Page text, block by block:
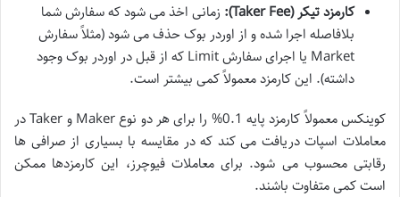
کارمزد تیکر (Taker Fee):
زمانی اخذ می شود که سفارش شما
بلافاصله اجرا شده و از اوردر بوک حذف می شود (مثلاً سفارش
Market یا اجرای سفارش Limit که از قبل در اوردر بوک وجود
داشته). این کارمزد معمولاً کمی بیشتر است.
کوینکس معمولاً کارمزد پایه 0.1% را برای هر دو نوع Maker و Taker در
معاملات اسپات دریافت می کند که در مقایسه با بسیاری از صرافی ها
رقابتی محسوب می شود. برای معاملات فیوچرز، این کارمزدها ممکن
است کمی متفاوت باشند.